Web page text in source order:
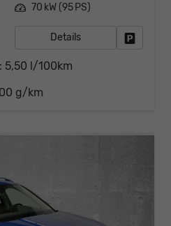
Leistung 70 kW (95 PS)
Details
5,50 l/100km
g/km